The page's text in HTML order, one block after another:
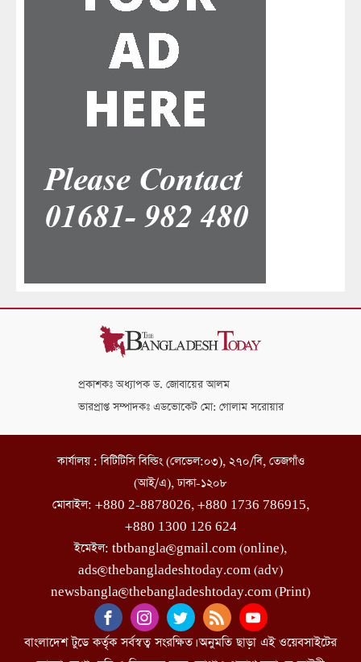
প্রকাশকঃ অধ্যাপক ড. জোবায়ের আলম
ভারপ্রাপ্ত সম্পাদকঃ এডভোকেট মো: গোলাম সরোয়ার
কার্যালয় : বিটিটিসি বিল্ডিং (লেভেল:০৩), ২৭০/বি, তেজগাঁও
(আই/এ), ঢাকা-১২০৮
মোবাইল: +880 2-8878026, +880 1736 786915,
+880 1300 126 624
ইমেইল: tbtbangla@gmail.com (online),
ads@thebangladeshtoday.com (adv)
newsbangla@thebangladeshtoday.com (Print)
বাংলাদেশ টুডে কর্তৃক সর্বস্বত্ব সংরক্ষিত। অনুমতি ছাড়া এই ওয়েবসাইটের